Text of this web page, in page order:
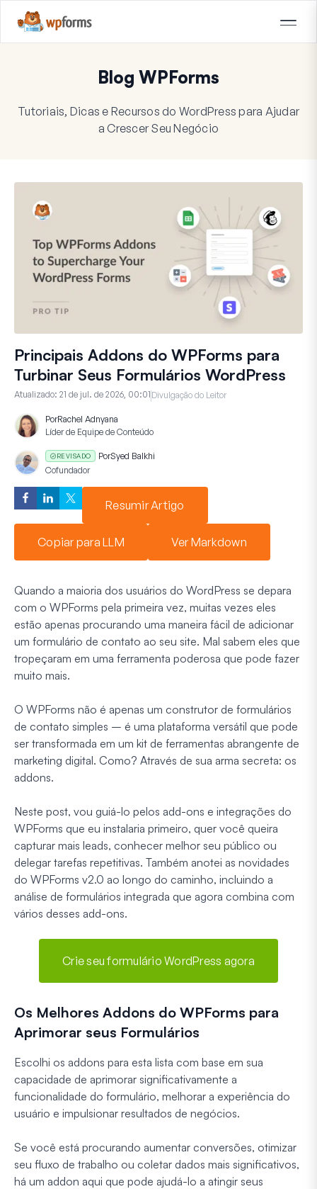
Blog WPForms
Tutoriais, Dicas e Recursos do WordPress para Ajudar
a Crescer Seu Negócio
Principais Addons do WPForms para
Turbinar Seus Formulários WordPress
Atualizado: 21 de jul. de 2026, 00:01 Divulgação do Leitor
PorRachel Adnyana
Líder de Equipe de Conteúdo
REVISADO PorSyed Balkhi
Cofundador
Resumir Artigo
Copiar para LLM Ver Markdown
Quando a maioria dos usuários do WordPress se depara
com o WPForms pela primeira vez, muitas vezes eles
estão apenas procurando uma maneira fácil de adicionar
um formulário de contato ao seu site. Mal sabem eles que
tropeçaram em uma ferramenta poderosa que pode fazer
muito mais.
O WPForms não é apenas um construtor de formulários
de contato simples – é uma plataforma versátil que pode
ser transformada em um kit de ferramentas abrangente de
marketing digital. Como? Através de sua arma secreta: os
addons.
Neste post, vou guiá-lo pelos add-ons e integrações do
WPForms que eu instalaria primeiro, quer você queira
capturar mais leads, conhecer melhor seu público ou
delegar tarefas repetitivas. Também anotei as novidades
do WPForms v2.0 ao longo do caminho, incluindo a
análise de formulários integrada que agora combina com
vários desses add-ons.
Crie seu formulário WordPress agora
Os Melhores Addons do WPForms para
Aprimorar seus Formulários
Escolhi os addons para esta lista com base em sua
capacidade de aprimorar significativamente a
funcionalidade do formulário, melhorar a experiência do
usuário e impulsionar resultados de negócios.
Se você está procurando aumentar conversões, otimizar
seu fluxo de trabalho ou coletar dados mais significativos,
há um addon aqui que pode ajudá-lo a atingir seus